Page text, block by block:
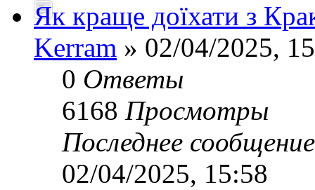
Як краще доїхати з
Kerram » 02/04/2025,
0 Ответы
6168 Просмотры
Последнее
02/04/2025, 15:58